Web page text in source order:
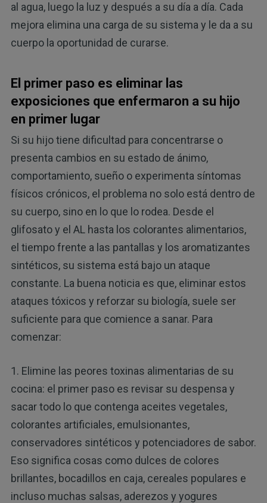
al agua, luego la luz y después a su día a día. Cada
mejora elimina una carga de su sistema y le da a su
cuerpo la oportunidad de curarse.
El primer paso es eliminar las
exposiciones que enfermaron a su hijo
en primer lugar
Si su hijo tiene dificultad para concentrarse o
presenta cambios en su estado de ánimo,
comportamiento, sueño o experimenta síntomas
físicos crónicos, el problema no solo está dentro de
su cuerpo, sino en lo que lo rodea. Desde el
glifosato y el AL hasta los colorantes alimentarios,
el tiempo frente a las pantallas y los aromatizantes
sintéticos, su sistema está bajo un ataque
constante. La buena noticia es que, eliminar estos
ataques tóxicos y reforzar su biología, suele ser
suficiente para que comience a sanar. Para
comenzar:
1. Elimine las peores toxinas alimentarias de su
cocina: el primer paso es revisar su despensa y
sacar todo lo que contenga aceites vegetales,
colorantes artificiales, emulsionantes,
conservadores sintéticos y potenciadores de sabor.
Eso significa cosas como dulces de colores
brillantes, bocadillos en caja, cereales populares e
incluso muchas salsas, aderezos y yogures